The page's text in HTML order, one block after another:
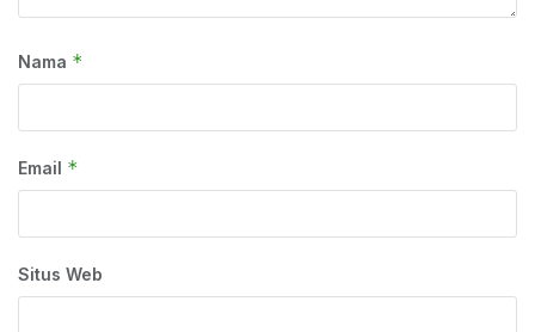
Nama *
Email *
Situs Web